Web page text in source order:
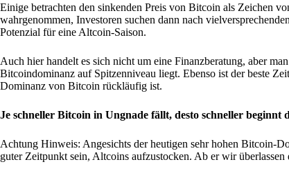
Einige betrachten den sinkenden Preis von Bitcoin als Zeichen
wahrgenommen, Investoren suchen dann nach
Potenzial für eine Altcoin-Saison.
Auch hier handelt es sich nicht um eine Finanzberatung, aber
Bitcoindominanz auf Spitzenniveau liegt. Ebenso ist der beste
Dominanz von Bitcoin rückläufig ist.
Je schneller Bitcoin in Ungnade fällt, desto schneller beginnt
Achtung Hinweis: Angesichts der heutigen sehr hohen Bitcoin-
guter Zeitpunkt sein, Altcoins aufzustocken. Ab er wir überlassen